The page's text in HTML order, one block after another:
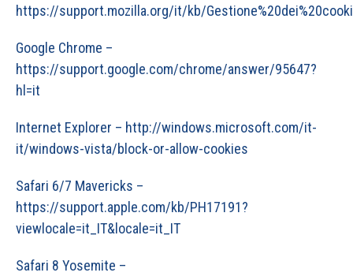
https://support.mozilla.org/it/kb/
Google Chrome –
https://support.google.com/chrome/answer/95647?
hl=it
Internet Explorer – http://windows.microsoft.com/it-
it/windows-vista/block-or-allow-cookies
Safari 6/7 Mavericks –
https://support.apple.com/kb/PH17191?
viewlocale=it_IT&locale=it_IT
Safari 8 Yosemite –